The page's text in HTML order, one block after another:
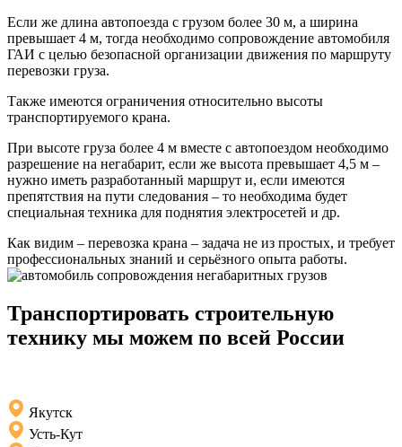
Если же длина автопоезда c грузом более 30 м, а ширина
превышает 4 м, тогда необходимо сопровождение автомобиля
ГАИ с целью безопасной организации движения по маршруту
перевозки груза.
Также имеются ограничения относительно высоты
транспортируемого крана.
При высоте груза более 4 м вместе с автопоездом необходимо
разрешение на негабарит, если же высота превышает 4,5 м –
нужно иметь разработанный маршрут и, если имеются
препятствия на пути следования – то необходима будет
специальная техника для поднятия электросетей и др.
Как видим – перевозка крана – задача не из простых, и требует
профессиональных знаний и серьёзного опыта работы.
Транспортировать строительную
технику мы можем по всей России
Якутск
Усть-Кут